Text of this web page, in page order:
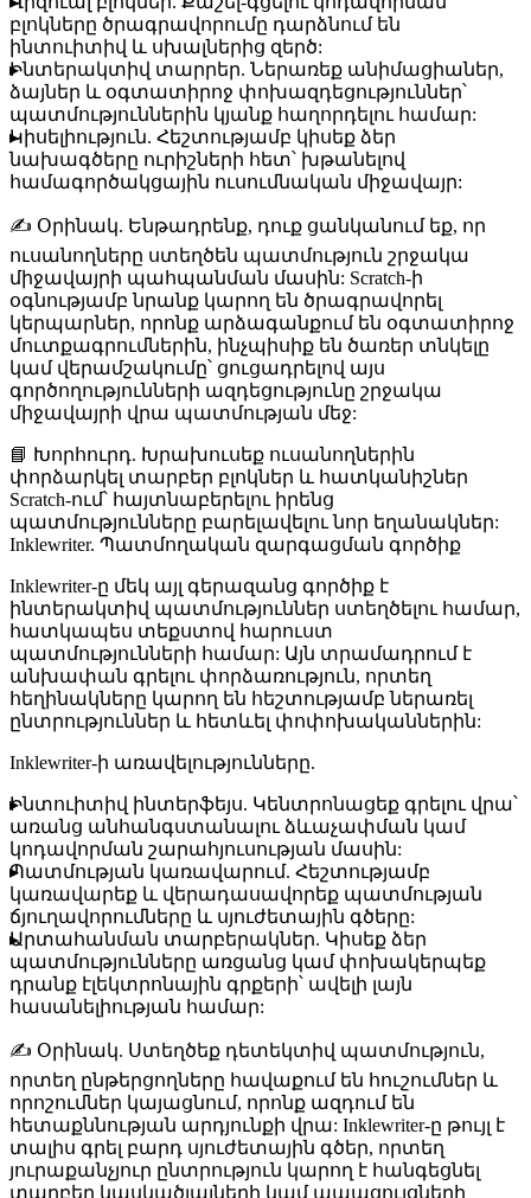
բլոկները ծրագրավորումը դարձնում են
ինտուիտիվ և սխալներից զերծ:
Ինտերակտիվ տարրեր. Ներառեք անիմացիաներ,
ձայներ և օգտատիրոջ փոխազդեցություններ՝
պատմություններին կյանք հաղորդելու համար:
Կիսելիություն. Հեշտությամբ կիսեք ձեր
նախագծերը ուրիշների հետ՝ խթանելով
համագործակցային ուսումնական միջավայր:
✍️ Օրինակ. Ենթադրենք, դուք ցանկանում եք, որ
ուսանողները ստեղծեն պատմություն շրջակա
միջավայրի պահպանման մասին: Scratch-ի
օգնությամբ նրանք կարող են ծրագրավորել
կերպարներ, որոնք արձագանքում են օգտատիրոջ
մուտքագրումներին, ինչպիսիք են ծառեր տնկելը
կամ վերամշակումը՝ ցուցադրելով այս
գործողությունների ազդեցությունը շրջակա
միջավայրի վրա պատմության մեջ:
📘 Խորհուրդ. Խրախուսեք ուսանողներին
փորձարկել տարբեր բլոկներ և հատկանիշներ
Scratch-ում՝ հայտնաբերելու իրենց
պատմությունները բարելավելու նոր եղանակներ:
Inklewriter. Պատմողական զարգացման գործիք
Inklewriter-ը մեկ այլ գերազանց գործիք է
ինտերակտիվ պատմություններ ստեղծելու համար,
հատկապես տեքստով հարուստ
պատմությունների համար: Այն տրամադրում է
անխափան գրելու փորձառություն, որտեղ
հեղինակները կարող են հեշտությամբ ներառել
ընտրություններ և հետևել փոփոխականներին:
Inklewriter-ի առավելությունները.
Ինտուիտիվ ինտերֆեյս. Կենտրոնացեք գրելու վրա՝
առանց անհանգստանալու ձևաչափման կամ
կոդավորման շարահյուսության մասին:
Պատմության կառավարում. Հեշտությամբ
կառավարեք և վերադասավորեք պատմության
ճյուղավորումները և սյուժետային գծերը:
Արտահանման տարբերակներ. Կիսեք ձեր
պատմությունները առցանց կամ փոխակերպեք
դրանք էլեկտրոնային գրքերի՝ ավելի լայն
հասանելիության համար:
✍️ Օրինակ. Ստեղծեք դետեկտիվ պատմություն,
որտեղ ընթերցողները հավաքում են հուշումներ և
որոշումներ կայացնում, որոնք ազդում են
հետաքննության արդյունքի վրա: Inklewriter-ը թույլ է
տալիս գրել բարդ սյուժետային գծեր, որտեղ
յուրաքանչյուր ընտրություն կարող է հանգեցնել
տարբեր կասկածյալների կամ ապացույցների